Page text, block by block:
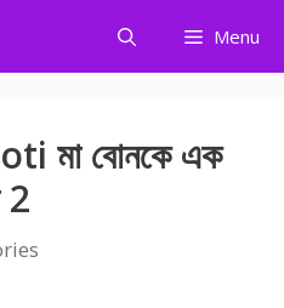
Menu
মা বোনকে এক
2